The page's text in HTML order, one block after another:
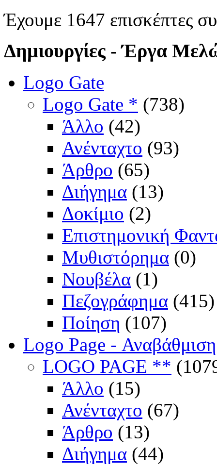
Έχουμε 1647 επισκέπτες
Δημιουργίες - Έργα
Logo Gate
Logo Gate * (738)
Άλλο (42)
Ανένταχτο (93)
Άρθρο (65)
Διήγημα (13)
Δοκίμιο (2)
Επιστημονική
Μυθιστόρημα (0)
Νουβέλα (1)
Πεζογράφημα (415)
Ποίηση (107)
Logo Page -
LOGO PAGE **
Άλλο (15)
Ανένταχτο (67)
Άρθρο (13)
Διήγημα (44)